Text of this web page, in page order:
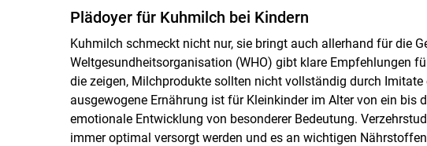
Plädoyer für Kuhmilch bei Kindern
Kuhmilch schmeckt nicht nur, sie bringt auch allerhand für die
Weltgesundheitsorganisation (WHO) gibt klare Empfehlungen
die zeigen, Milchprodukte sollten nicht vollständig durch Imitate
ausgewogene Ernährung ist für Kleinkinder im Alter von ein bis
emotionale Entwicklung von besonderer Bedeutung.
immer optimal versorgt werden und es an wichtigen